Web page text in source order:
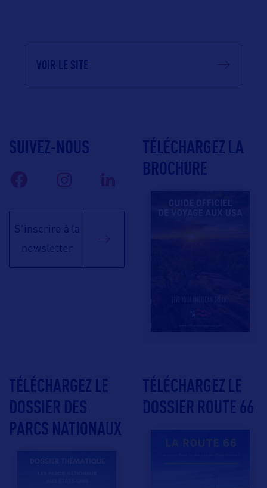
VOIR LE SITE
SUIVEZ-NOUS
S'inscrire à la
newsletter
TÉLÉCHARGEZ LA
BROCHURE
TÉLÉCHARGEZ LE
DOSSIER DES
PARCS NATIONAUX
TÉLÉCHARGEZ LE
DOSSIER ROUTE 66